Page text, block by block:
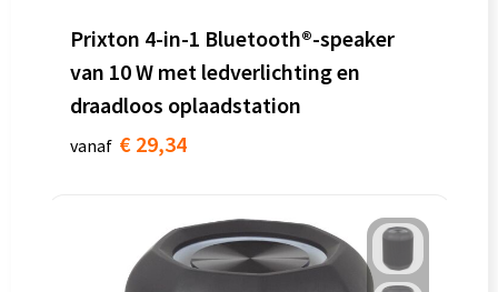
Prixton 4-in-1 Bluetooth®-speaker
van 10 W met ledverlichting en
draadloos oplaadstation
vanaf € 29,34